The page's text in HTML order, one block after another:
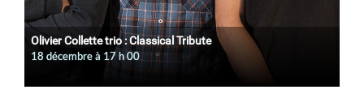
Olivier Collette trio : Classical Tribute
18 décembre à 17 h 00